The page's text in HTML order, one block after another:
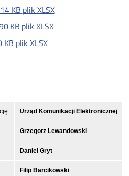
KB plik XLSX
KB plik XLSX
KB plik XLSX
Urząd Komunikacji Elektronicznej
Grzegorz Lewandowski
Daniel Gryt
Filip Barcikowski